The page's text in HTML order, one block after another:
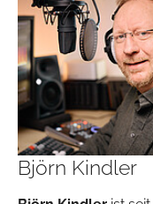
Björn Kindler